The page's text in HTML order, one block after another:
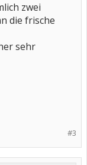
zwei
die frische
sehr
#3